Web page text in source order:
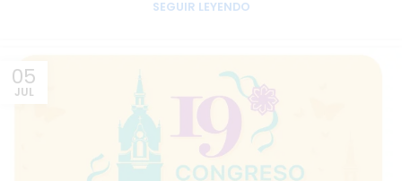
SEGUIR LEYENDO
05
JUL